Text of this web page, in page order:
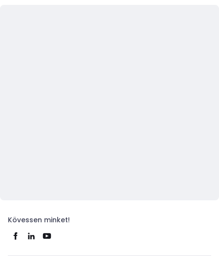
Kövessen minket!